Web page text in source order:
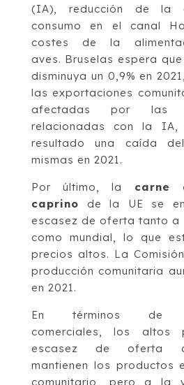
(IA), reducción de la
consumo en el canal
costes de la
aves. Bruselas espera
disminuya un 0,9% en
las exportaciones
afectadas por las
relacionadas con la IA,
resultado una caída
mismas en 2021.
Por último, la carne
caprino de la UE se
escasez de oferta tanto a
como mundial, lo que
precios altos. La
producción comunitaria
en 2021.
En términos de
comerciales, los altos
escasez de oferta
mantienen los productos
comunitario, pero a la